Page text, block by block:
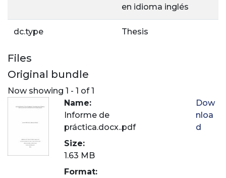
en idioma inglés
dc.type Thesis
Files
Original bundle
Now showing 1 - 1 of 1
Name:
Informe de
práctica.docx..pdf
Size:
1.63 MB
Format:
Dow
nloa
d